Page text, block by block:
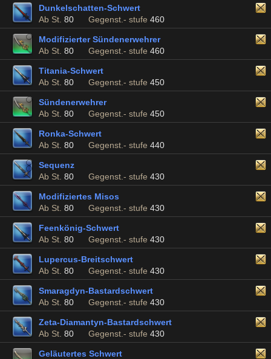
Dunkelschatten-Schwert
Ab St. 80 Gegenst.- stufe 460
Modifizierter Sündenerwehrer
Ab St. 80 Gegenst.- stufe 460
Titania-Schwert
Ab St. 80 Gegenst.- stufe 450
Sündenerwehrer
Ab St. 80 Gegenst.- stufe 450
Ronka-Schwert
Ab St. 80 Gegenst.- stufe 440
Sequenz
Ab St. 80 Gegenst.- stufe 430
Modifiziertes Misos
Ab St. 80 Gegenst.- stufe 430
Feenkönig-Schwert
Ab St. 80 Gegenst.- stufe 430
Lupercus-Breitschwert
Ab St. 80 Gegenst.- stufe 430
Smaragdyn-Bastardschwert
Ab St. 80 Gegenst.- stufe 430
Zeta-Diamantyn-Bastardschwert
Ab St. 80 Gegenst.- stufe 430
Geläutertes Schwert